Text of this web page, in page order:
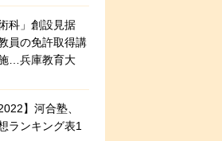
科」創設見据
員の免許取得講
…兵庫教育大
】河合塾、
ランキング表1